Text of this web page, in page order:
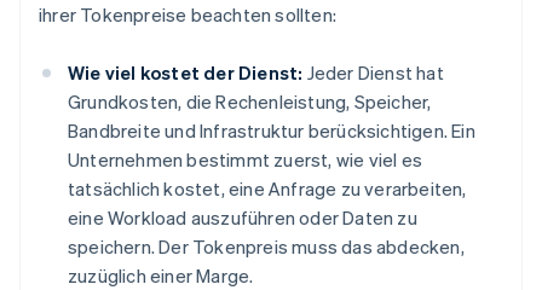
ihrer Tokenpreise beachten sollten:
Wie viel kostet der Dienst: Jeder Dienst hat
Grundkosten, die Rechenleistung, Speicher,
Bandbreite und Infrastruktur berücksichtigen. Ein
Unternehmen bestimmt zuerst, wie viel es
tatsächlich kostet, eine Anfrage zu verarbeiten,
eine Workload auszuführen oder Daten zu
speichern. Der Tokenpreis muss das abdecken,
zuzüglich einer Marge.